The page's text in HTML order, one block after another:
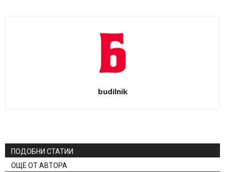
budilnik
ПОДОБНИ СТАТИИ
ОЩЕ ОТ АВТОРА